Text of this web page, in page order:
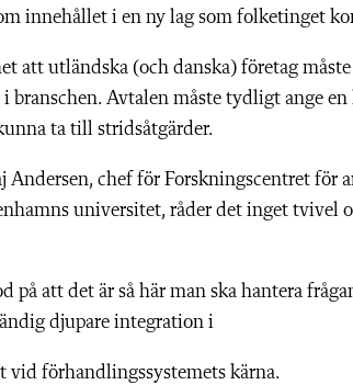
innehållet i en ny lag som folketinget
att utländska (och danska) företag
Avtalen måste tydligt ange
ta till stridsåtgärder.
Andersen, chef för Forskningscentret för
universitet, råder det inget tvivel
att det är så här man ska hantera
djupare integration i
vid förhandlingssystemets kärna.